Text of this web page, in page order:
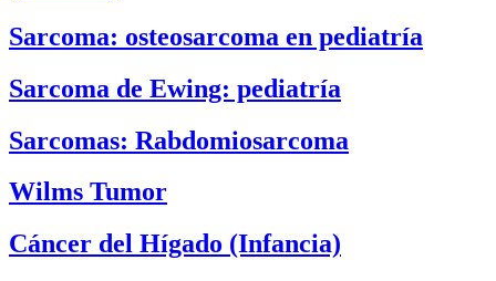
Sarcoma: osteosarcoma en pediatría
Sarcoma de Ewing: pediatría
Sarcomas: Rabdomiosarcoma
Wilms Tumor
Cáncer del Hígado (Infancia)